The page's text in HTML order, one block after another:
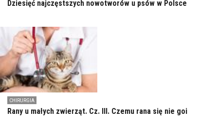
Dziesięć najczęstszych nowotworów u psów w Polsce
CHIRURGIA
Rany u małych zwierząt. Cz. III. Czemu rana się nie goi